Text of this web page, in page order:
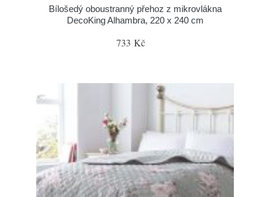
Bílošedý oboustranný přehoz z mikrovlákna
DecoKing Alhambra, 220 x 240 cm
733 Kč